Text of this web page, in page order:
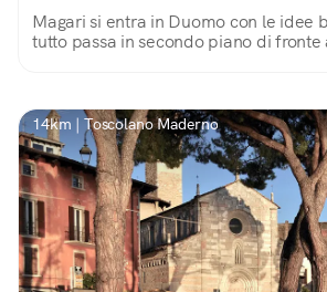
Magari si entra in Duomo con le idee
tutto passa in secondo piano di fronte
14km | Toscolano Maderno